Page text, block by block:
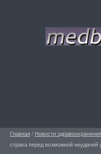
Главная / Новости здравоохранения
страха перед возможной неудачей